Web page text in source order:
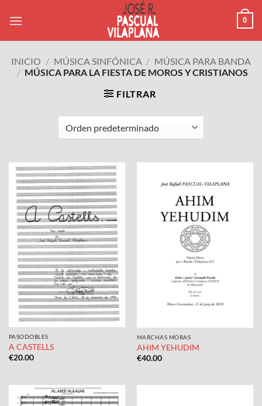
0
INICIO / MÚSICA SINFÓNICA / MÚSICA PARA BANDA
/ MÚSICA PARA LA FIESTA DE MOROS Y CRISTIANOS
FILTRAR
PASODOBLES
A CASTELLS
€20.00
MARCHAS MORAS
AHIM YEHUDIM
€40.00